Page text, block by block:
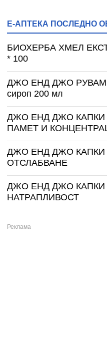
Е-АПТЕКА ПОСЛЕДНО
БИОХЕРБА ХМЕЛ
* 100
ДЖО ЕНД ДЖО
сироп 200 мл
ДЖО ЕНД ДЖО КАПКИ
ПАМЕТ И
ДЖО ЕНД ДЖО КАПКИ
ОТСЛАБВАНЕ
ДЖО ЕНД ДЖО КАПКИ
НАТРАПЛИВОСТ